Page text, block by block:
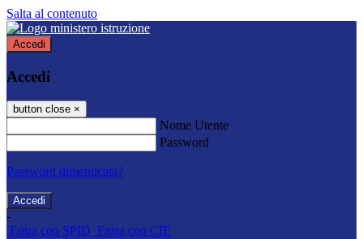
Salta al contenuto
Accedi
Accedi
button close ×
Nome Utente
Password
Password dimenticata?
-
Entra con SPID Entra con CIE